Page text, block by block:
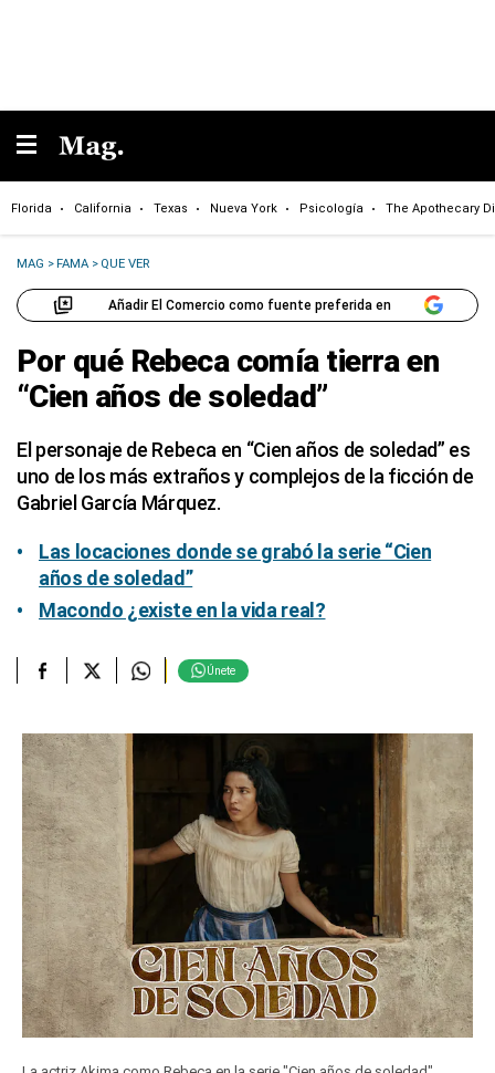
Florida California Texas Nueva York Psicología The Apothecary
MAG >FAMA > QUE VER
Añadir El Comercio como fuente preferida en
Por qué Rebeca comía tierra en
“Cien años de soledad”
El personaje de Rebeca en “Cien años de soledad” es
uno de los más extraños y complejos de la ficción de
Gabriel García Márquez.
Las locaciones donde se grabó la serie “Cien
años de soledad”
Macondo ¿existe en la vida real?
Únete